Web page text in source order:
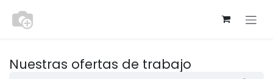
Nuestras ofertas de trabajo